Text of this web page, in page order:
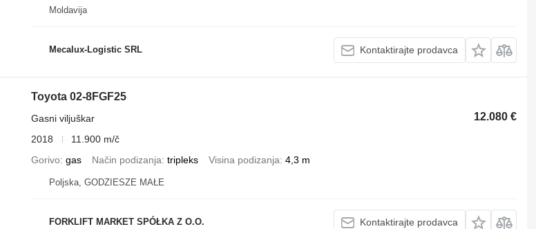
Moldavija
Mecalux-Logistic SRL Kontaktirajte prodavca
Toyota 02-8FGF25
12.080 €
Gasni viljuškar
2018
11.900 m/č
Gorivo gas Način podizanja tripleks Visina podizanja 4,3 m
Poljska, GODZIESZE MAŁE
FORKLIFT MARKET SPÓŁKA Z O.O. Kontaktirajte prodavca